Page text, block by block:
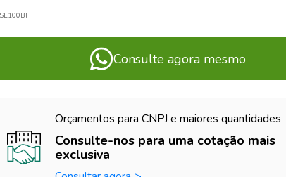
SL100BI
Consulte agora mesmo
Orçamentos para CNPJ e maiores quantidades
Consulte-nos para uma cotação mais
exclusiva